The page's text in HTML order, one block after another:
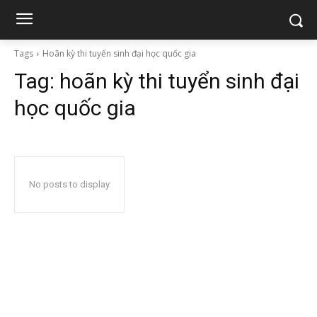
Tags Hoãn kỳ thi tuyển sinh đại học quốc gia
Tag: hoãn kỳ thi tuyển sinh đại
học quốc gia
No posts to display